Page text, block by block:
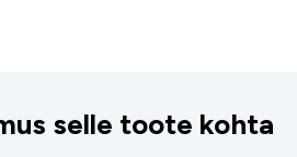
selle toote kohta